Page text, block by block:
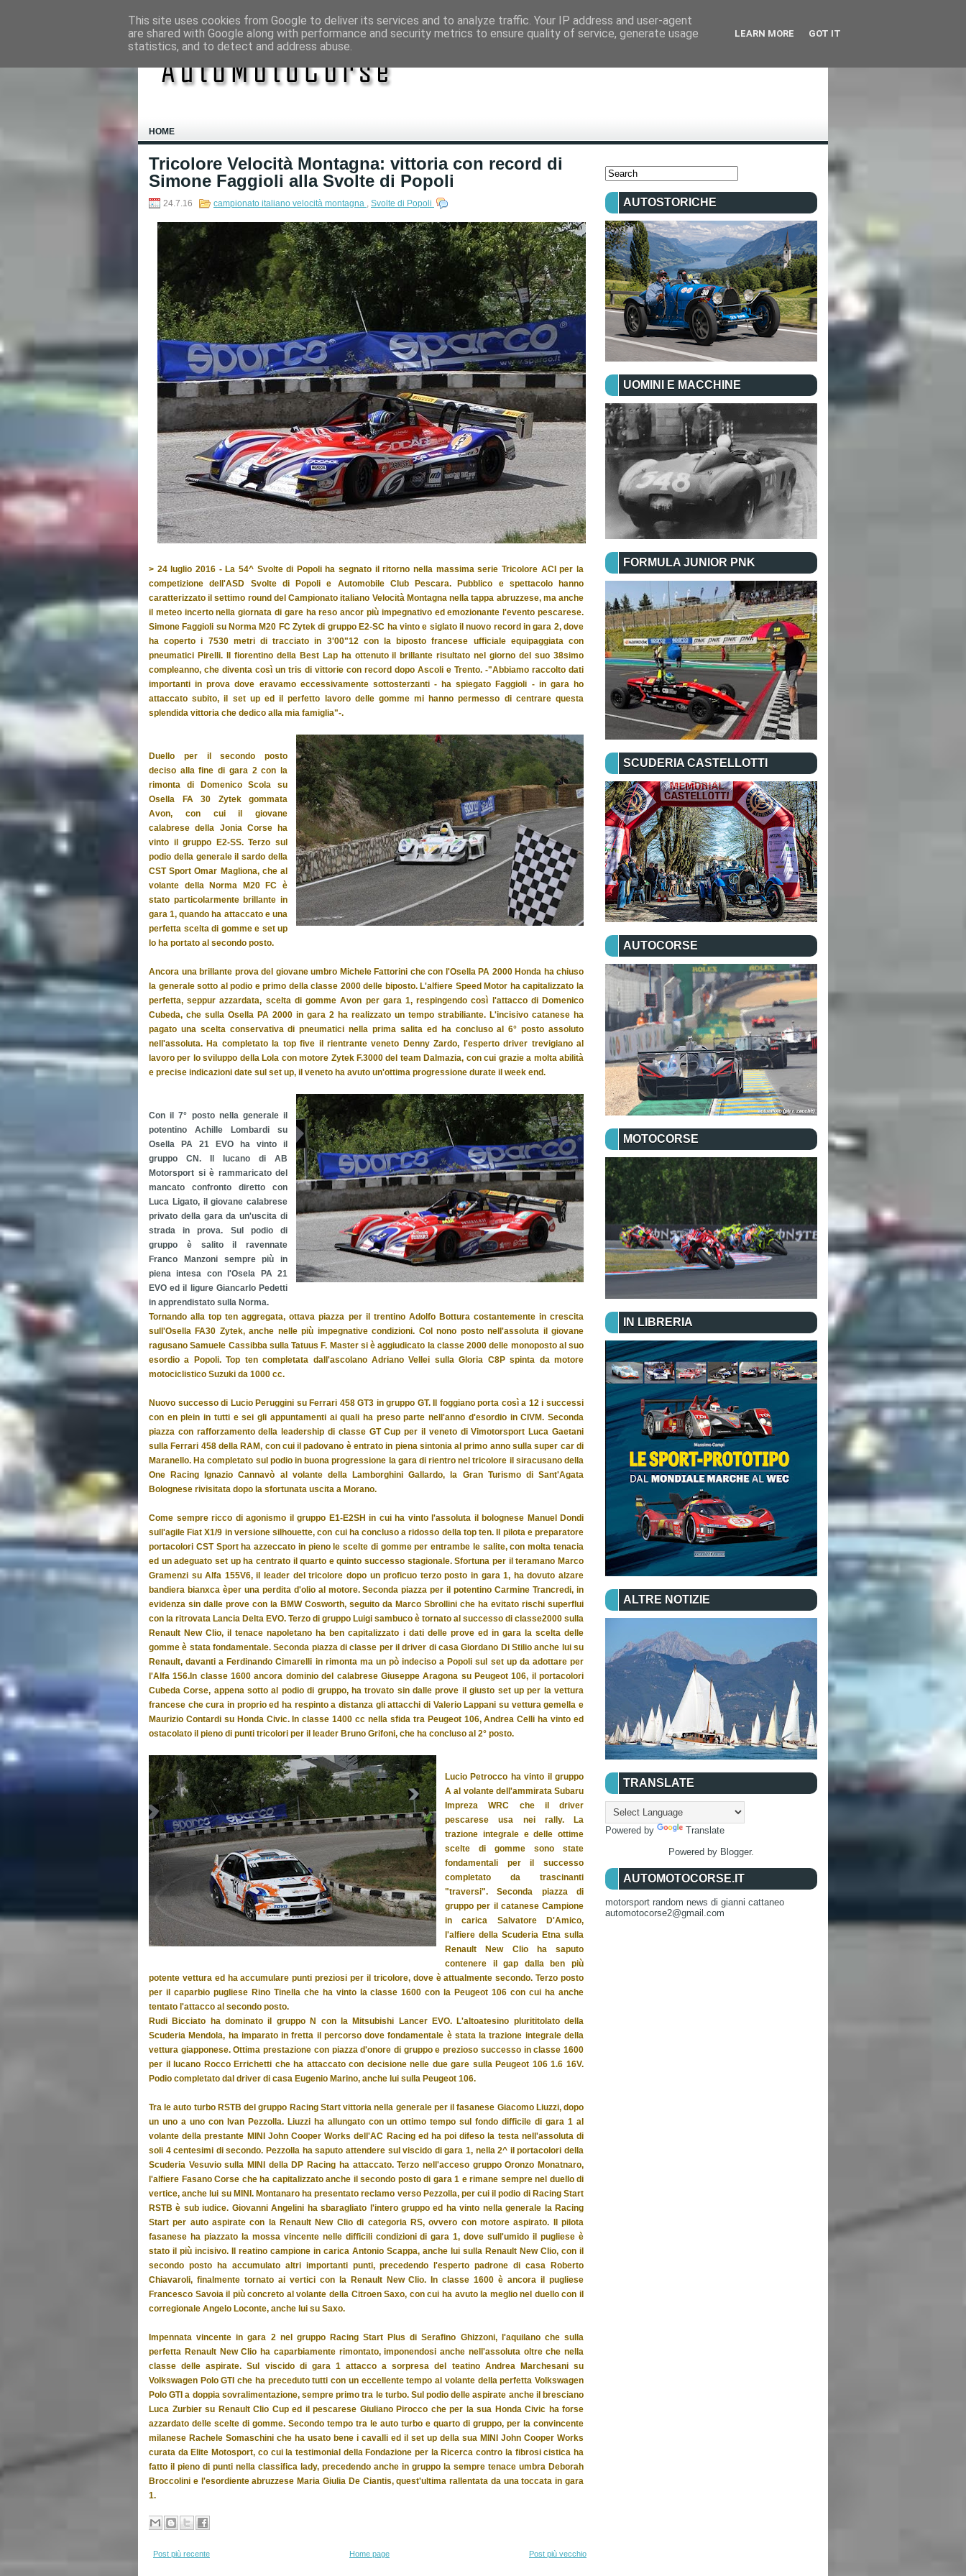
HOME
Tricolore Velocità Montagna: vittoria con record di
Simone Faggioli alla Svolte di Popoli
24.7.16 campionato italiano velocità montagna , Svolte di Popoli
> 24 luglio 2016 - La 54^ Svolte di Popoli ha segnato il ritorno nella massima serie Tricolore ACI per la
competizione dell'ASD Svolte di Popoli e Automobile Club Pescara. Pubblico e spettacolo hanno
caratterizzato il settimo round del Campionato italiano Velocità Montagna nella tappa abruzzese, ma anche
il meteo incerto nella giornata di gare ha reso ancor più impegnativo ed emozionante l'evento pescarese.
Simone Faggioli su Norma M20 FC Zytek di gruppo E2-SC ha vinto e siglato il nuovo record in gara 2, dove
ha coperto i 7530 metri di tracciato in 3'00"12 con la biposto francese ufficiale equipaggiata con
pneumatici Pirelli. Il fiorentino della Best Lap ha ottenuto il brillante risultato nel giorno del suo 38simo
compleanno, che diventa così un tris di vittorie con record dopo Ascoli e Trento. -"Abbiamo raccolto dati
importanti in prova dove eravamo eccessivamente sottosterzanti - ha spiegato Faggioli - in gara ho
attaccato subito, il set up ed il perfetto lavoro delle gomme mi hanno permesso di centrare questa
splendida vittoria che dedico alla mia famiglia"-.
Duello per il secondo posto
deciso alla fine di gara 2 con la
rimonta di Domenico Scola su
Osella FA 30 Zytek gommata
Avon, con cui il giovane
calabrese della Jonia Corse ha
vinto il gruppo E2-SS. Terzo sul
podio della generale il sardo della
CST Sport Omar Magliona, che al
volante della Norma M20 FC è
stato particolarmente brillante in
gara 1, quando ha attaccato e una
perfetta scelta di gomme e set up
lo ha portato al secondo posto.
Ancora una brillante prova del giovane umbro Michele Fattorini che con l'Osella PA 2000 Honda ha chiuso
la generale sotto al podio e primo della classe 2000 delle biposto. L'alfiere Speed Motor ha capitalizzato la
perfetta, seppur azzardata, scelta di gomme Avon per gara 1, respingendo così l'attacco di Domenico
Cubeda, che sulla Osella PA 2000 in gara 2 ha realizzato un tempo strabiliante. L'incisivo catanese ha
pagato una scelta conservativa di pneumatici nella prima salita ed ha concluso al 6° posto assoluto
nell'assoluta. Ha completato la top five il rientrante veneto Denny Zardo, l'esperto driver trevigiano al
lavoro per lo sviluppo della Lola con motore Zytek F.3000 del team Dalmazia, con cui grazie a molta abilità
e precise indicazioni date sul set up, il veneto ha avuto un'ottima progressione durate il week end.
Con il 7° posto nella generale il
potentino Achille Lombardi su
Osella PA 21 EVO ha vinto il
gruppo CN. Il lucano di AB
Motorsport si è rammaricato del
mancato confronto diretto con
Luca Ligato, il giovane calabrese
privato della gara da un'uscita di
strada in prova. Sul podio di
gruppo è salito il ravennate
Franco Manzoni sempre più in
piena intesa con l'Osela PA 21
EVO ed il ligure Giancarlo Pedetti
in apprendistato sulla Norma.
Tornando alla top ten aggregata, ottava piazza per il trentino Adolfo Bottura costantemente in crescita
sull'Osella FA30 Zytek, anche nelle più impegnative condizioni. Col nono posto nell'assoluta il giovane
ragusano Samuele Cassibba sulla Tatuus F. Master si è aggiudicato la classe 2000 delle monoposto al suo
esordio a Popoli. Top ten completata dall'ascolano Adriano Vellei sulla Gloria C8P spinta da motore
motociclistico Suzuki da 1000 cc.
Nuovo successo di Lucio Peruggini su Ferrari 458 GT3 in gruppo GT. Il foggiano porta così a 12 i successi
con en plein in tutti e sei gli appuntamenti ai quali ha preso parte nell'anno d'esordio in CIVM. Seconda
piazza con rafforzamento della leadership di classe GT Cup per il veneto di Vimotorsport Luca Gaetani
sulla Ferrari 458 della RAM, con cui il padovano è entrato in piena sintonia al primo anno sulla super car di
Maranello. Ha completato sul podio in buona progressione la gara di rientro nel tricolore il siracusano della
One Racing Ignazio Cannavò al volante della Lamborghini Gallardo, la Gran Turismo di Sant'Agata
Bolognese rivisitata dopo la sfortunata uscita a Morano.
Come sempre ricco di agonismo il gruppo E1-E2SH in cui ha vinto l'assoluta il bolognese Manuel Dondi
sull'agile Fiat X1/9 in versione silhouette, con cui ha concluso a ridosso della top ten. Il pilota e preparatore
portacolori CST Sport ha azzeccato in pieno le scelte di gomme per entrambe le salite, con molta tenacia
ed un adeguato set up ha centrato il quarto e quinto successo stagionale. Sfortuna per il teramano Marco
Gramenzi su Alfa 155V6, il leader del tricolore dopo un proficuo terzo posto in gara 1, ha dovuto alzare
bandiera bianxca èper una perdita d'olio al motore. Seconda piazza per il potentino Carmine Trancredi, in
evidenza sin dalle prove con la BMW Cosworth, seguito da Marco Sbrollini che ha evitato rischi superflui
con la ritrovata Lancia Delta EVO. Terzo di gruppo Luigi sambuco è tornato al successo di classe2000 sulla
Renault New Clio, il tenace napoletano ha ben capitalizzato i dati delle prove ed in gara la scelta delle
gomme è stata fondamentale. Seconda piazza di classe per il driver di casa Giordano Di Stilio anche lui su
Renault, davanti a Ferdinando Cimarelli in rimonta ma un pò indeciso a Popoli sul set up da adottare per
l'Alfa 156.In classe 1600 ancora dominio del calabrese Giuseppe Aragona su Peugeot 106, il portacolori
Cubeda Corse, appena sotto al podio di gruppo, ha trovato sin dalle prove il giusto set up per la vettura
francese che cura in proprio ed ha respinto a distanza gli attacchi di Valerio Lappani su vettura gemella e
Maurizio Contardi su Honda Civic. In classe 1400 cc nella sfida tra Peugeot 106, Andrea Celli ha vinto ed
ostacolato il pieno di punti tricolori per il leader Bruno Grifoni, che ha concluso al 2° posto.
Lucio Petrocco ha vinto il gruppo
A al volante dell'ammirata Subaru
Impreza WRC che il driver
pescarese usa nei rally. La
trazione integrale e delle ottime
scelte di gomme sono state
fondamentali per il successo
completato da trascinanti
"traversi". Seconda piazza di
gruppo per il catanese Campione
in carica Salvatore D'Amico,
l'alfiere della Scuderia Etna sulla
Renault New Clio ha saputo
contenere il gap dalla ben più
potente vettura ed ha accumulare punti preziosi per il tricolore, dove è attualmente secondo. Terzo posto
per il caparbio pugliese Rino Tinella che ha vinto la classe 1600 con la Peugeot 106 con cui ha anche
tentato l'attacco al secondo posto.
Rudi Bicciato ha dominato il gruppo N con la Mitsubishi Lancer EVO. L'altoatesino plurititolato della
Scuderia Mendola, ha imparato in fretta il percorso dove fondamentale è stata la trazione integrale della
vettura giapponese. Ottima prestazione con piazza d'onore di gruppo e prezioso successo in classe 1600
per il lucano Rocco Errichetti che ha attaccato con decisione nelle due gare sulla Peugeot 106 1.6 16V.
Podio completato dal driver di casa Eugenio Marino, anche lui sulla Peugeot 106.
Tra le auto turbo RSTB del gruppo Racing Start vittoria nella generale per il fasanese Giacomo Liuzzi, dopo
un uno a uno con Ivan Pezzolla. Liuzzi ha allungato con un ottimo tempo sul fondo difficile di gara 1 al
volante della prestante MINI John Cooper Works dell'AC Racing ed ha poi difeso la testa nell'assoluta di
soli 4 centesimi di secondo. Pezzolla ha saputo attendere sul viscido di gara 1, nella 2^ il portacolori della
Scuderia Vesuvio sulla MINI della DP Racing ha attaccato. Terzo nell'acceso gruppo Oronzo Monatnaro,
l'alfiere Fasano Corse che ha capitalizzato anche il secondo posto di gara 1 e rimane sempre nel duello di
vertice, anche lui su MINI. Montanaro ha presentato reclamo verso Pezzolla, per cui il podio di Racing Start
RSTB è sub iudice. Giovanni Angelini ha sbaragliato l'intero gruppo ed ha vinto nella generale la Racing
Start per auto aspirate con la Renault New Clio di categoria RS, ovvero con motore aspirato. Il pilota
fasanese ha piazzato la mossa vincente nelle difficili condizioni di gara 1, dove sull'umido il pugliese è
stato il più incisivo. Il reatino campione in carica Antonio Scappa, anche lui sulla Renault New Clio, con il
secondo posto ha accumulato altri importanti punti, precedendo l'esperto padrone di casa Roberto
Chiavaroli, finalmente tornato ai vertici con la Renault New Clio. In classe 1600 è ancora il pugliese
Francesco Savoia il più concreto al volante della Citroen Saxo, con cui ha avuto la meglio nel duello con il
corregionale Angelo Loconte, anche lui su Saxo.
Impennata vincente in gara 2 nel gruppo Racing Start Plus di Serafino Ghizzoni, l'aquilano che sulla
perfetta Renault New Clio ha caparbiamente rimontato, imponendosi anche nell'assoluta oltre che nella
classe delle aspirate. Sul viscido di gara 1 attacco a sorpresa del teatino Andrea Marchesani su
Volkswagen Polo GTI che ha preceduto tutti con un eccellente tempo al volante della perfetta Volkswagen
Polo GTI a doppia sovralimentazione, sempre primo tra le turbo. Sul podio delle aspirate anche il bresciano
Luca Zurbier su Renault Clio Cup ed il pescarese Giuliano Pirocco che per la sua Honda Civic ha forse
azzardato delle scelte di gomme. Secondo tempo tra le auto turbo e quarto di gruppo, per la convincente
milanese Rachele Somaschini che ha usato bene i cavalli ed il set up della sua MINI John Cooper Works
curata da Elite Motosport, co cui la testimonial della Fondazione per la Ricerca contro la fibrosi cistica ha
fatto il pieno di punti nella classifica lady, precedendo anche in gruppo la sempre tenace umbra Deborah
Broccolini e l'esordiente abruzzese Maria Giulia De Ciantis, quest'ultima rallentata da una toccata in gara
1.
Post più recente Post più vecchio
Home page
AUTOSTORICHE
UOMINI E MACCHINE
FORMULA JUNIOR PNK
SCUDERIA CASTELLOTTI
AUTOCORSE
MOTOCORSE
IN LIBRERIA
ALTRE NOTIZIE
TRANSLATE
Powered by
Translate
Powered by Blogger.
AUTOMOTOCORSE.IT
motorsport random news di gianni cattaneo
automotocorse2@gmail.com
This site uses cookies from Google to deliver its services and to analyze traffic. Your IP address and user-agent
are shared with Google along with performance and security metrics to ensure quality of service, generate usage
statistics, and to detect and address abuse.
LEARN MORE GOT IT